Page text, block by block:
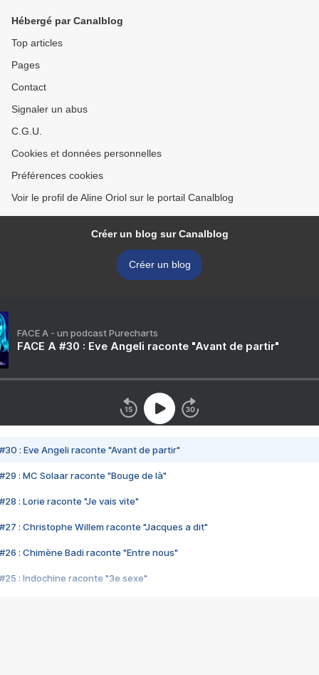
Hébergé par Canalblog
Top articles
Pages
Contact
Signaler un abus
C.G.U.
Cookies et données personnelles
Préférences cookies
Voir le profil de Aline Oriol sur le portail Canalblog
Créer un blog sur Canalblog
Créer un blog
FACE A - un podcast Purecharts
FACE A #30 : Eve Angeli raconte "Avant de partir"
#30 : Eve Angeli raconte "Avant de partir"
#29 : MC Solaar raconte "Bouge de là"
#28 : Lorie raconte "Je vais vite"
#27 : Christophe Willem raconte "Jacques a dit"
#26 : Chimène Badi raconte "Entre nous"
#25 : Indochine raconte "3e sexe"